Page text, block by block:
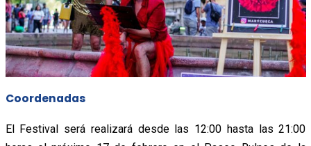
Coordenadas
El Festival será realizará desde las 12:00 hasta las 21:00